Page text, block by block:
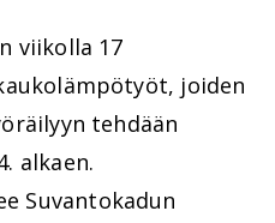
viikolla 17
joiden
tehdään
alkaen.
Suvantokadun